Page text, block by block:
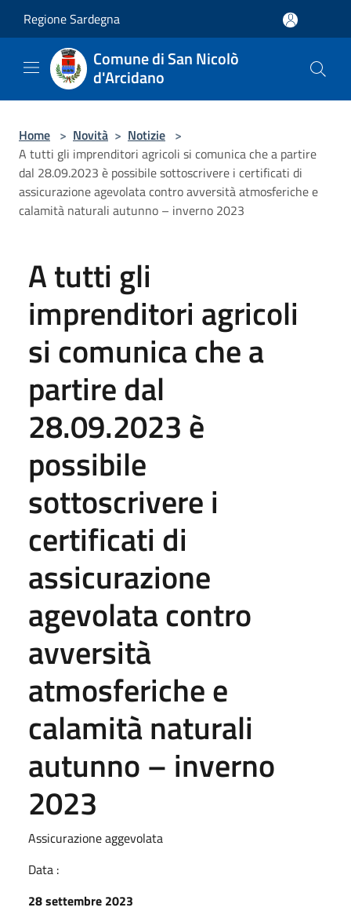
Regione Sardegna
Comune di San Nicolò
d'Arcidano
Home > Novità > Notizie >
A tutti gli imprenditori agricoli si comunica che a partire
dal 28.09.2023 è possibile sottoscrivere i certificati di
assicurazione agevolata contro avversità atmosferiche e
calamità naturali autunno – inverno 2023
A tutti gli
imprenditori agricoli
si comunica che a
partire dal
28.09.2023 è
possibile
sottoscrivere i
certificati di
assicurazione
agevolata contro
avversità
atmosferiche e
calamità naturali
autunno – inverno
2023
Assicurazione aggevolata
Data :
28 settembre 2023